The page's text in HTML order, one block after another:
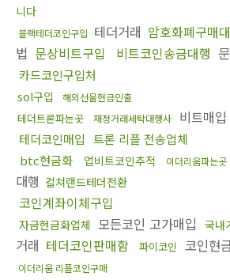
니다
블랙테더코인구입 테더거래 암호화폐구매
법 문상비트구입 비트코인송금대행
카드코인구입처
sol구입 해외선물현금인출
테더트론파는곳 재정거래세탁대행사 비트매입
테더코인매입 트론 리플 전송업체
btc현금화
업비트코인추적 이더리움파는곳
대행 컬쳐랜드테더전환
코인계좌이체구입
자금현금화업체 모든코인 고가매입 국내
거래 테더코인판매함 파이코인 코인현
이더리움 리플코인구매